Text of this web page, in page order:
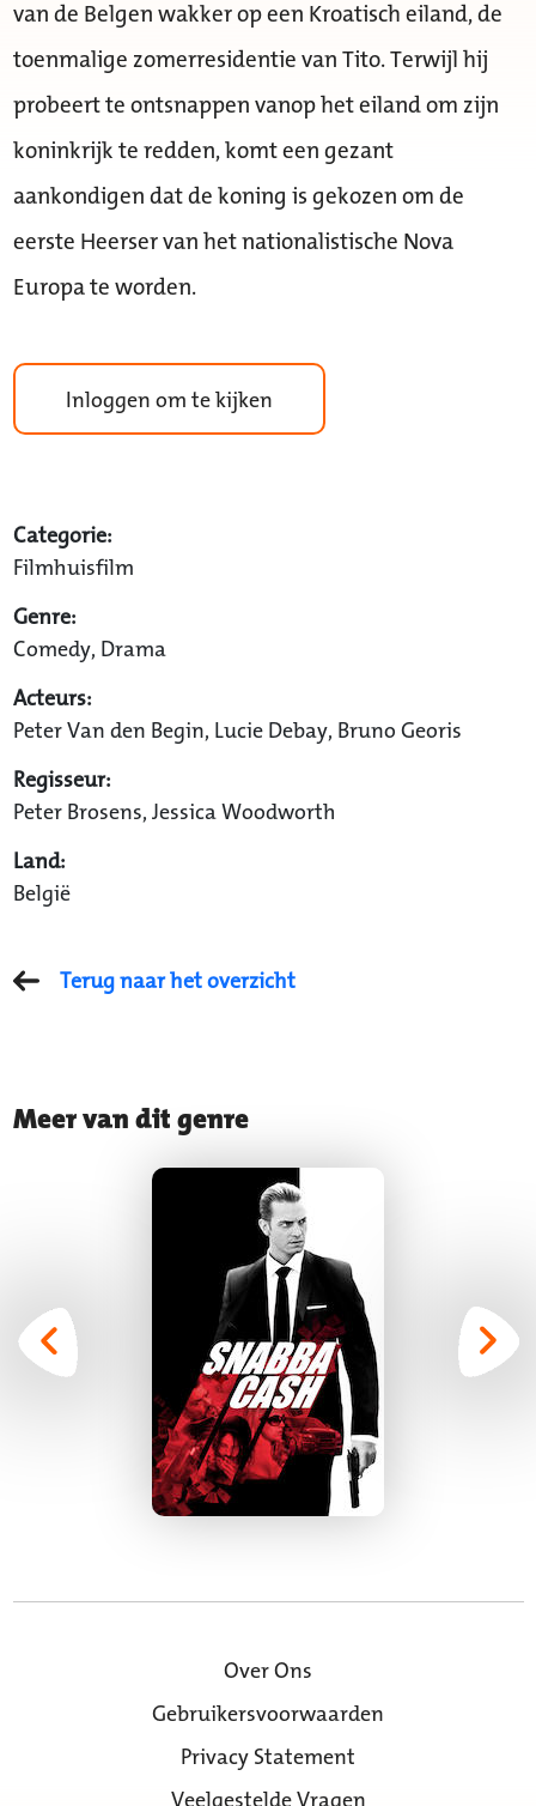
van de Belgen wakker op een Kroatisch eiland, de
toenmalige zomerresidentie van Tito. Terwijl hij
probeert te ontsnappen vanop het eiland om zijn
koninkrijk te redden, komt een gezant
aankondigen dat de koning is gekozen om de
eerste Heerser van het nationalistische Nova
Europa te worden.
Inloggen om te kijken
Categorie:
Filmhuisfilm
Genre:
Comedy, Drama
Acteurs:
Peter Van den Begin, Lucie Debay, Bruno Georis
Regisseur:
Peter Brosens, Jessica Woodworth
Land:
België
Terug naar het overzicht
Meer van dit genre
Over Ons
Gebruikersvoorwaarden
Privacy Statement